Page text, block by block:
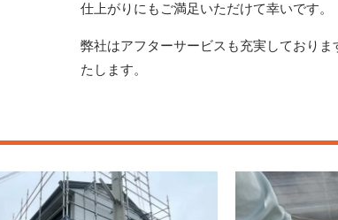
仕上がりにもご満足いただけて幸いです。
弊社はアフターサービスも充実しており
たします。